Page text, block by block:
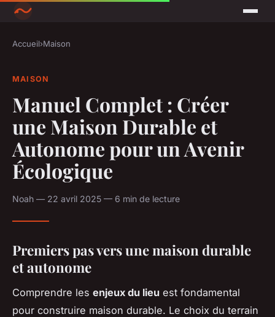
Accueil›Maison
MAISON
Manuel Complet : Créer
une Maison Durable et
Autonome pour un Avenir
Écologique
Noah — 22 avril 2025 — 6 min de lecture
Premiers pas vers une maison durable
et autonome
Comprendre les enjeux du lieu est fondamental
pour construire maison durable. Le choix du terrain